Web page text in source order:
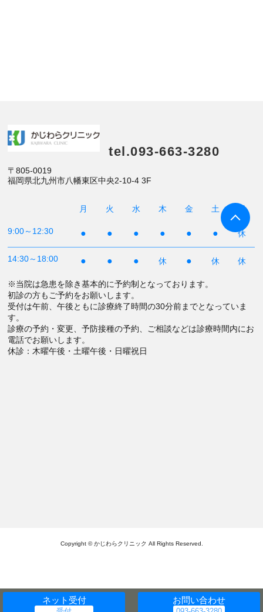
ネット受付 お問い合わせ
tel.093-663-3280
〒805-0019
福岡県北九州市八幡東区中央2-10-4 3F
月 火 水 木 金 土 日
9:00～12:30 ● ● ● ● ● ● 休
14:30～18:00 ● ● ● 休 ● 休 休
※当院は急患を除き基本的に予約制となっております。
初診の方もご予約をお願いします。
受付は午前、午後ともに診療終了時間の30分前までとなっていま
す。
診療の予約・変更、予防接種の予約、ご相談などは診療時間内にお
電話でお願いします。
休診：木曜午後・土曜午後・日曜祝日
Copyright © かじわらクリニック All Rights Reserved.